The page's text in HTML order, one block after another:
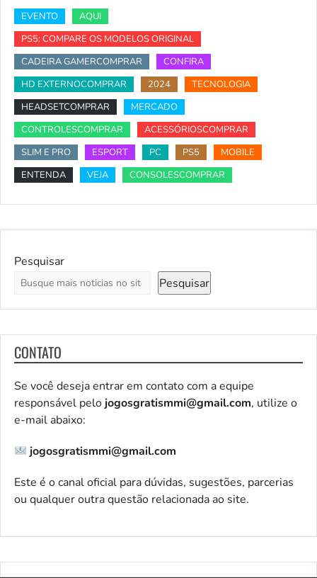
EVENTO
AQUI
PS5: COMPARE OS MODELOS ORIGINAL
CADEIRA GAMERCOMPRAR
CONFIRA
HD EXTERNOCOMPRAR
2024
TECNOLOGIA
HEADSETCOMPRAR
MERCADO
CONTROLESCOMPRAR
ACESSÓRIOSCOMPRAR
SLIM E PRO
ESPORT PC PS5
MOBILE
ENTENDA
VEJA CONSOLESCOMPRAR
Pesquisar
Pesquisar
CONTATO
Se você deseja entrar em contato com a equipe
responsável pelo jogosgratismmi@gmail.com, utilize o
e-mail abaixo:
jogosgratismmi@gmail.com
Este é o canal oficial para dúvidas, sugestões, parcerias
ou qualquer outra questão relacionada ao site.